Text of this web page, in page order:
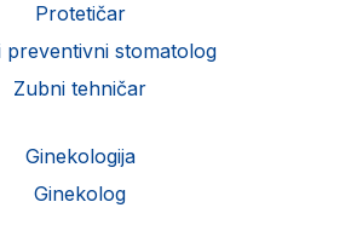
Protetičar
preventivni stomatolog
Zubni tehničar
Ginekologija
Ginekolog